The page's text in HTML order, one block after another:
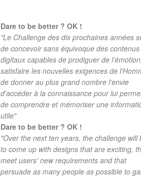
Dare to be better ? OK !
"Le Challenge des dix prochaines années
de concevoir sans équivoque des contenus
digitaux capables de prodiguer de
satisfaire les nouvelles exigences de
de donner au plus grand nombre l'envie
d'accéder à la connaissance pour lui
de comprendre et mémoriser une
utile"
Dare to be better ? OK !
"Over the next ten years, the challenge will
to come up with designs that are exciting,
meet users' new requirements and that
persuade as many people as possible to